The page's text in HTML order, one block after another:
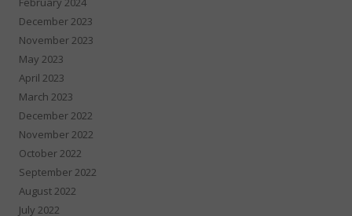
December 2023
November 2023
May 2023
April 2023
March 2023
December 2022
November 2022
October 2022
September 2022
August 2022
July 2022